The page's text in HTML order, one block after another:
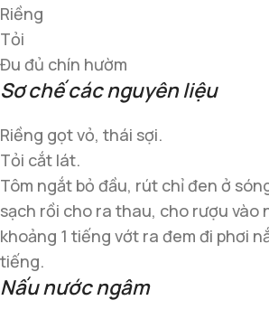
Riềng
Tỏi
Đu đủ chín hườm
Sơ chế các nguyên liệu
Riềng gọt vỏ, thái sợi.
Tỏi cắt lát.
Tôm ngắt bỏ đầu, rút chỉ đen ở
sạch rồi cho ra thau, cho rượu vào
khoảng 1 tiếng vớt ra đem đi phơi
tiếng.
Nấu nước ngâm